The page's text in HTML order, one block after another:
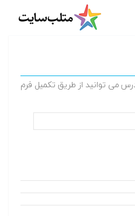
می توانید از طریق تکمیل فرم